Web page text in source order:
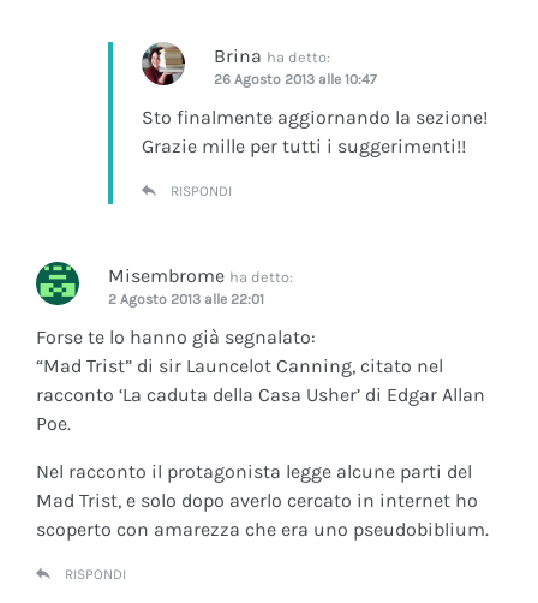
Brina ha detto:
26 Agosto 2013 alle 10:47
Sto finalmente aggiornando la sezione!
Grazie mille per tutti i suggerimenti!!
RISPONDI
Misembrome ha detto:
2 Agosto 2013 alle 22:01
Forse te lo hanno già segnalato:
“Mad Trist” di sir Launcelot Canning, citato nel
racconto ‘La caduta della Casa Usher’ di Edgar Allan
Poe.
Nel racconto il protagonista legge alcune parti del
Mad Trist, e solo dopo averlo cercato in internet ho
scoperto con amarezza che era uno pseudobiblium.
RISPONDI